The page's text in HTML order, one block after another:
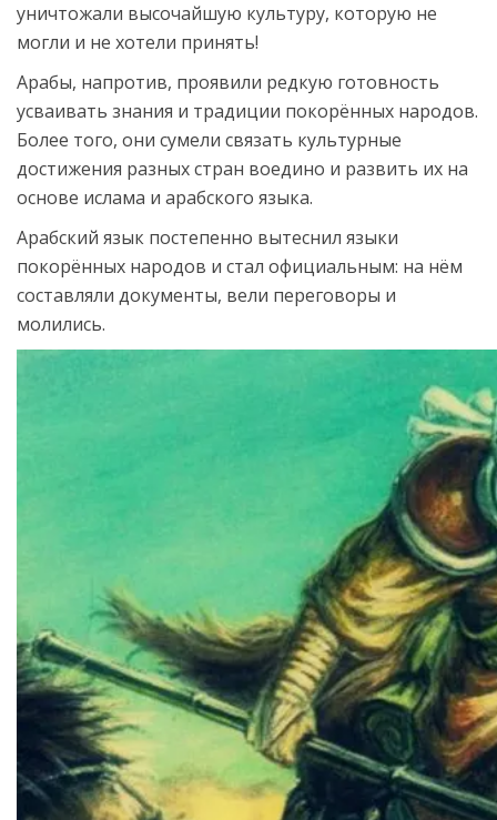
уничтожали высочайшую культуру, которую не
могли и не хотели принять!
Арабы, напротив, проявили редкую готовность
усваивать знания и традиции покорённых народов.
Более того, они сумели связать культурные
достижения разных стран воедино и развить их на
основе ислама и арабского языка.
Арабский язык постепенно вытеснил языки
покорённых народов и стал официальным: на нём
составляли документы, вели переговоры и
молились.